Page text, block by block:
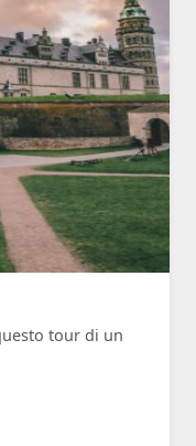
tour di un